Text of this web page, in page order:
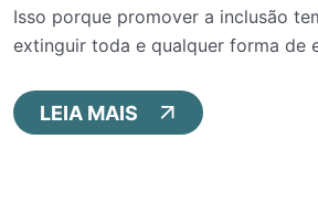
Isso porque promover a inclusão
extinguir toda e qualquer forma de
LEIA MAIS